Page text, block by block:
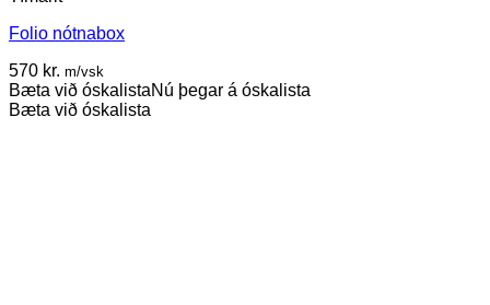
Folio nótnabox
570 kr. m/vsk
Bæta við óskalistaNú þegar á óskalista
Bæta við óskalista